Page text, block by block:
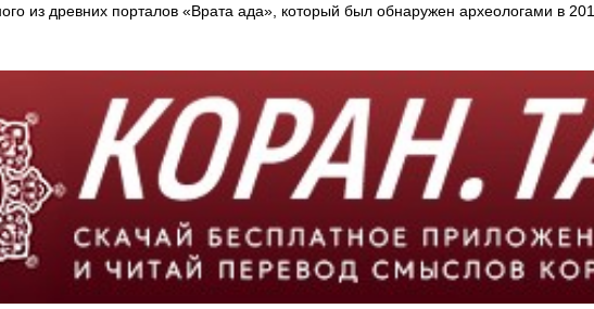
из древних порталов «Врата ада», который был обнаружен археологами в